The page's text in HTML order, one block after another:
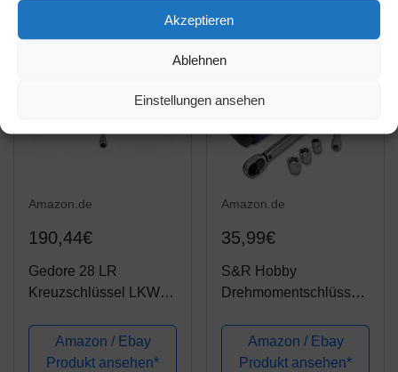
Akzeptieren
Ablehnen
Einstellungen ansehen
Satz in...
Amazon.de
190,44€
Gedore 28 LR
Kreuzschlüssel LKW
750x750 mm
Amazon / Ebay
Produkt ansehen*
Amazon.de
35,99€
S&R Hobby
Drehmomentschlüssel
NUR für 19-110 Nm,
mit 3/8' Verlängerung
Amazon / Ebay
Produkt ansehen*